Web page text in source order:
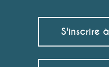
S'inscrire